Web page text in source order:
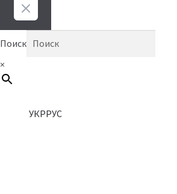
Поиск
×
УКРРУС